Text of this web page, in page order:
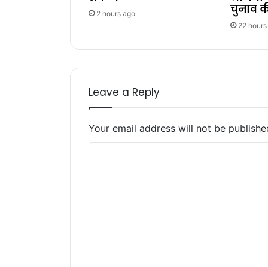
2 hours ago
चुनाव
22
Leave a Reply
Your email address will not be